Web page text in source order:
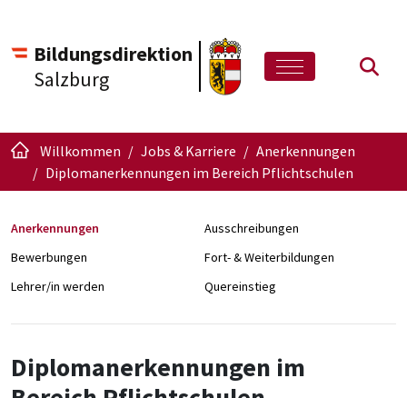
Bildungsdirektion
Salzburg
Willkommen Jobs & Karriere
Anerkennungen
Diplomanerkennungen im Bereich Pflichtschulen
Anerkennungen
Ausschreibungen
Bewerbungen
Fort- & Weiterbildungen
Lehrer/in werden
Quereinstieg
Diplomanerkennungen im